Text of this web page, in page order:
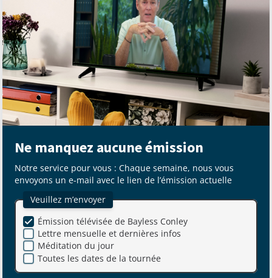
Ne manquez aucune émission
Notre service pour vous : Chaque semaine, nous vous
envoyons un e-mail avec le lien de l’émission actuelle
Veuillez m’envoyer
Lettre mensuelle et dernières infos
Méditation du jour
Émission télévisée de Bayless Conley
Toutes les dates de la tournée